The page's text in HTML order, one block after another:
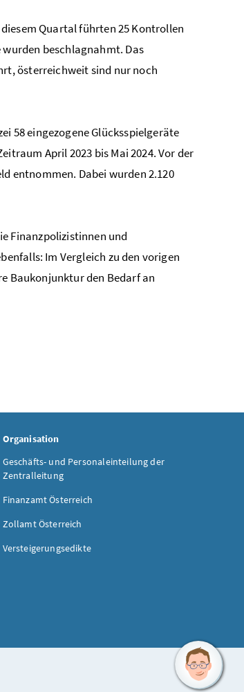
Quartal führten 25 Kontrollen
beschlagnahmt. Das
österreichweit sind nur noch
58 eingezogene Glücksspielgeräte
April 2023 bis Mai 2024. Vor der
entnommen. Dabei wurden 2.120
Finanzpolizistinnen und
Im Vergleich zu den vorigen
Baukonjunktur den Bedarf an
Organisation
Geschäfts- und Personaleinteilung der
Zentralleitung
Finanzamt Österreich
Zollamt Österreich
Versteigerungsedikte